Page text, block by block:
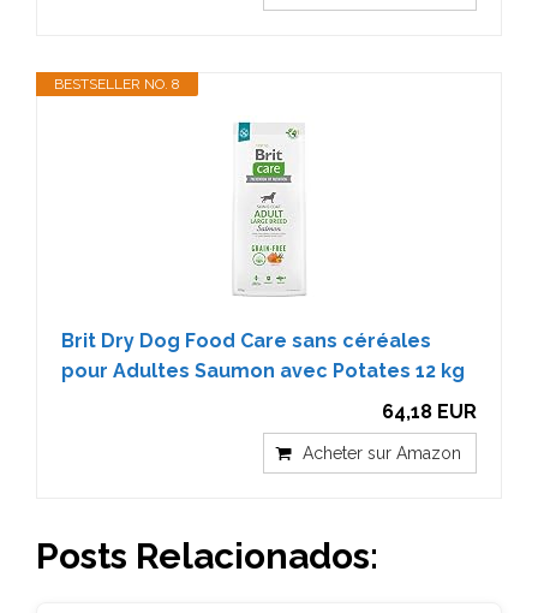
BESTSELLER NO. 8
Brit Dry Dog Food Care sans céréales
pour Adultes Saumon avec Potates 12 kg
64,18 EUR
Acheter sur Amazon
Posts Relacionados: